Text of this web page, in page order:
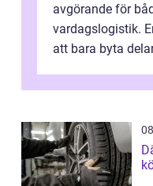
avgörande för
vardagslogistik.
att bara byta